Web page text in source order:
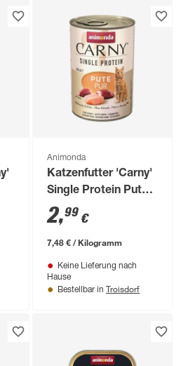
Animonda
Katzenfutter 'Carny'
Single Protein Pute
400 g
2,99 €
7,48 € / Kilogramm
Keine Lieferung nach
Hause
Bestellbar in Troisdorf